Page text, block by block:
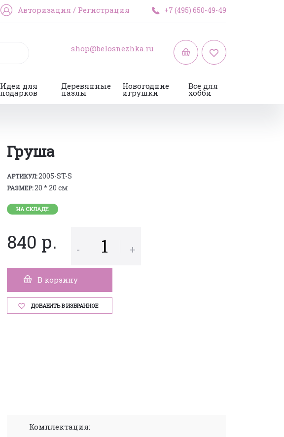
Авторизация / Регистрация +7 (495) 650-49-49
shop@belosnezhka.ru
Идеи для
подарков
Деревянные
пазлы
Новогодние
игрушки
Все для
хобби
Груша
АРТИКУЛ:2005-ST-S
РАЗМЕР:20 * 20 см
НА СКЛАДЕ
840 р. - +
В корзину
ДОБАВИТЬ В ИЗБРАННОЕ
Комплектация: